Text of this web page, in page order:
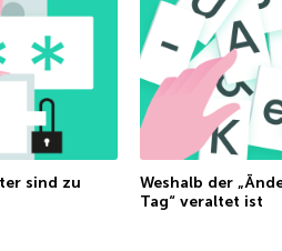
sind zu
Weshalb der
Tag“ veraltet ist